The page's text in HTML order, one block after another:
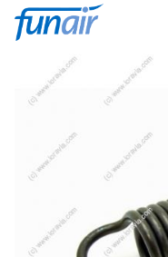
Products
search